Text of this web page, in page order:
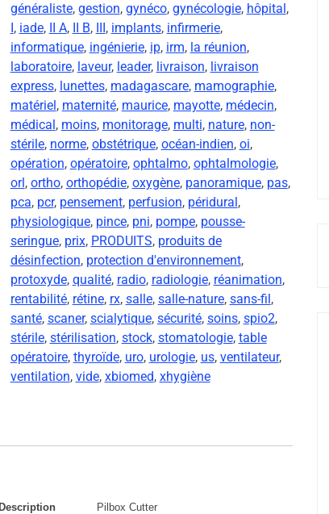
généraliste, gestion, gynéco, gynécologie, hôpital ,
, iade, II A, II B, , implants, infirmerie,
informatique, ingénierie, ip, irm, la réunion,
laboratoire, laveur, leader, livraison, livraison
express, lunettes, madagascare, mamographie,
matériel , maternité, maurice, mayotte, médecin,
médical , moins, monitorage, multi, nature, non-
stérile, norme, obstétrique, océan-indien, oi,
opération, opératoire, ophtalmo, ophtalmologie,
orl , ortho, orthopédie, oxygène, panoramique, pas,
pca, pcr, pensement, perfusion, péridural ,
physiologique, pince, pni, pompe, pousse-
seringue, prix, PRODUITS, produits de
désinfection, protection d'environnement,
protoxyde, qualité, radio, radiologie, réanimation,
rentabilité, rétine, rx, salle, salle-nature, sans-fil ,
santé, scaner, scialytique, sécurité, soins, spio2,
stérile, stérilisation, stock, stomatologie, table
opératoire, thyroïde, uro, urologie, us, ventilateur,
ventilation, vide, xbiomed, xhygiène
Description Pilbox Cutter